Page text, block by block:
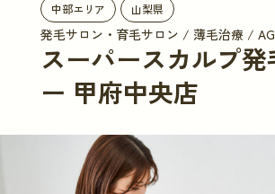
中部エリア 山梨県
発毛サロン・育毛サロン / 薄毛治療 /
スーパースカルプ発
ー 甲府中央店